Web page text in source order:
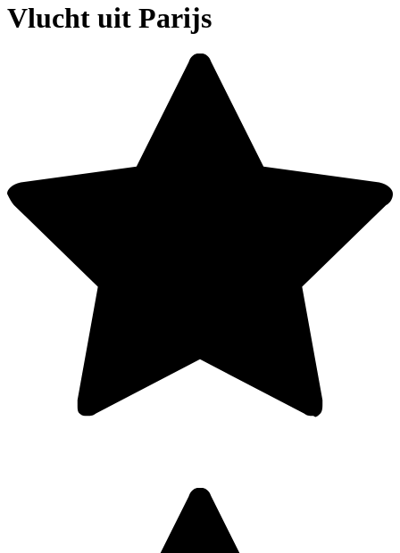
Vlucht uit Parijs